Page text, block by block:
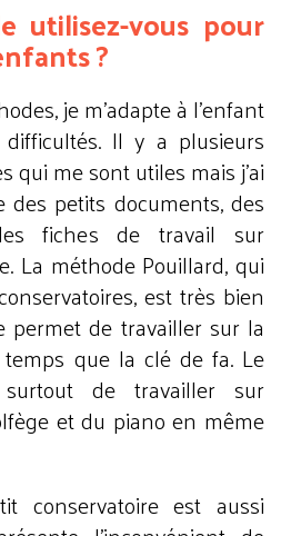
utilisez-vous pour
?
je m’adapte à l’enfant
Il y a plusieurs
qui me sont utiles mais j’ai
des petits documents, des
fiches de travail sur
La méthode Pouillard, qui
est très bien
permet de travailler sur la
que la clé de fa. Le
de travailler sur
et du piano en même
conservatoire est aussi